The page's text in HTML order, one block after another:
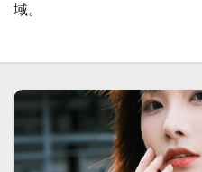
域。